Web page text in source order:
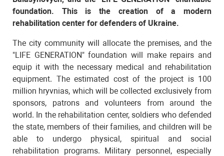
foundation. This is the creation of a modern
rehabilitation center for defenders of Ukraine.
The city community will allocate the premises, and the
"LIFE GENERATION" foundation will make repairs and
equip it with the necessary medical and rehabilitation
equipment. The estimated cost of the project is 100
million hryvnias, which will be collected exclusively from
sponsors, patrons and volunteers from around the
world. In the rehabilitation center, soldiers who defended
the state, members of their families, and children will be
able to undergo physical, spiritual and social
rehabilitation programs. Military personnel, especially